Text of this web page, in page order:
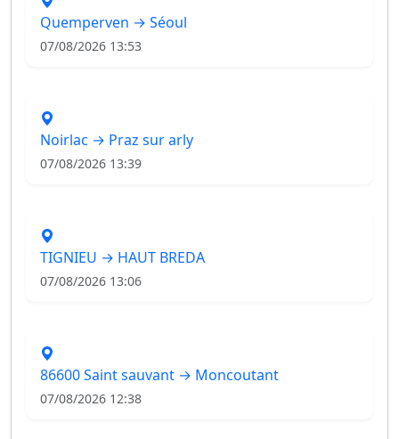
Quemperven → Séoul
07/08/2026 13:53
Noirlac → Praz sur arly
07/08/2026 13:39
TIGNIEU → HAUT BREDA
07/08/2026 13:06
86600 Saint sauvant → Moncoutant
07/08/2026 12:38